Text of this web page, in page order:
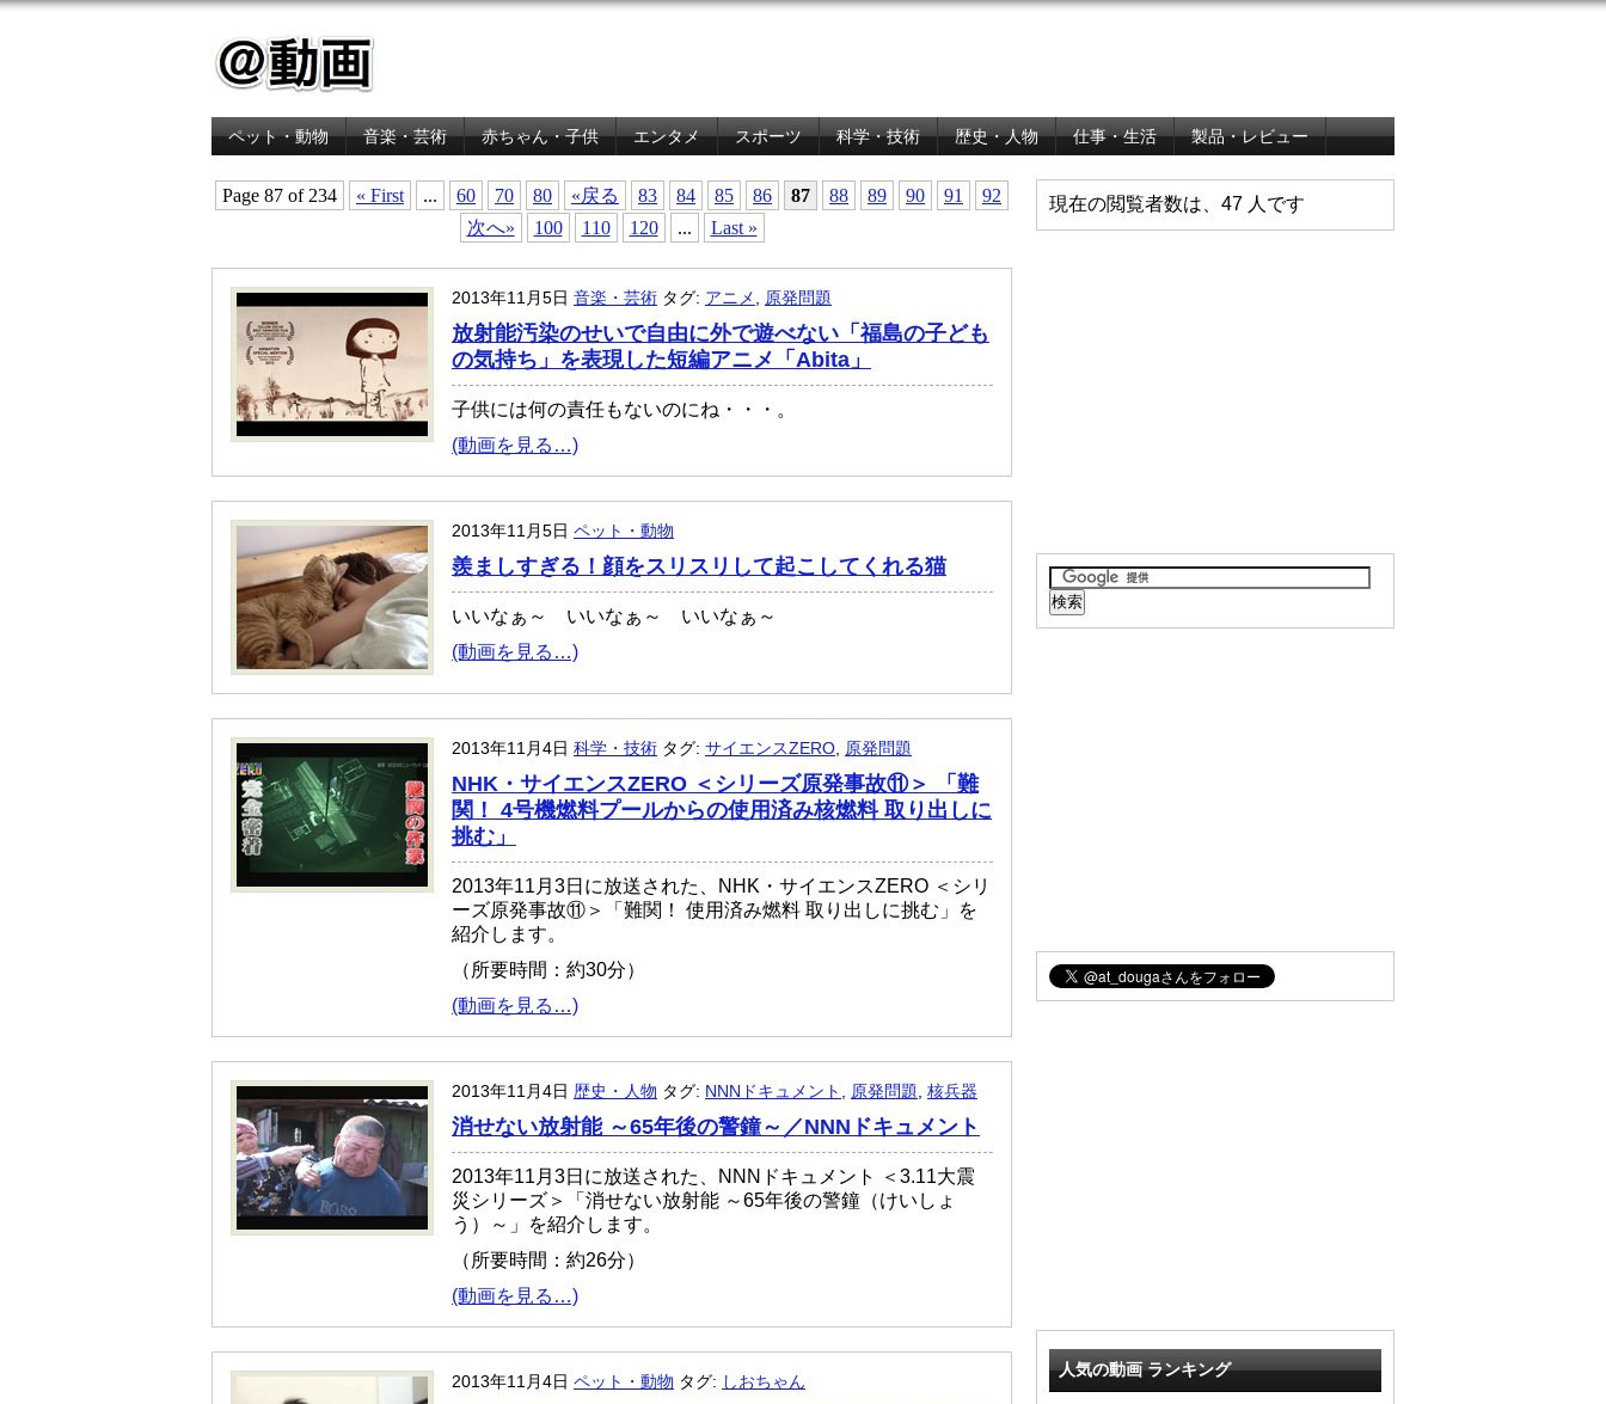
ペット・動物 音楽・芸術 赤ちゃん・子供 エンタメ スポーツ 科学・技術 歴史・人物 仕事・生活
製品・レビュー
Page 87 of 234 « First ... 60 70 80 «戻る 83 84 85 86 87 88 89 90 91
92
次へ»
100 110 120 ... Last »
2013年11月5日 音楽・芸術 タグ: アニメ 原発問題
放射能汚染のせいで自由に外で遊べない「福島の子ども
の気持ち」を表現した短編アニメ「Abita」
子供には何の責任もないのにね・・・。
(動画を見る…)
2013年11月5日 ペット・動物
羨ましすぎる！顔をスリスリして起こしてくれる猫
いいなぁ～ いいなぁ～ いいなぁ～
(動画を見る…)
2013年11月4日 科学・技術 タグ: サイエンスZERO 原発問題
NHK・サイエンスZERO ＜シリーズ原発事故⑪＞ 「難
関！ 4号機燃料プールからの使用済み核燃料 取り出しに
挑む」
2013年11月3日に放送された、NHK・サイエンスZERO ＜シリ
ーズ原発事故⑪＞「難関！ 使用済み燃料 取り出しに挑む」を
紹介します。
（所要時間：約30分）
(動画を見る…)
2013年11月4日 歴史・人物 タグ: NNNドキュメント 原発問題 核兵器
消せない放射能 ～65年後の警鐘～／NNNドキュメント
2013年11月3日に放送された、NNNドキュメント ＜3.11大震
災シリーズ＞「消せない放射能 ～65年後の警鐘（けいしょ
う）～」を紹介します。
（所要時間：約26分）
(動画を見る…)
2013年11月4日 ペット・動物 タグ: しおちゃん
現在の閲覧者数は、47 人です
人気の動画 ランキング